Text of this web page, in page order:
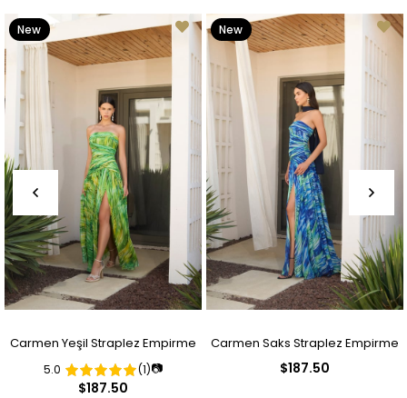
Carmen Yeşil Straplez Empirme
Abiye Elbise
5.0 (1)📷
$187.50
New
Item
Carmen Saks Straplez Empirme
$187.50
New
Item